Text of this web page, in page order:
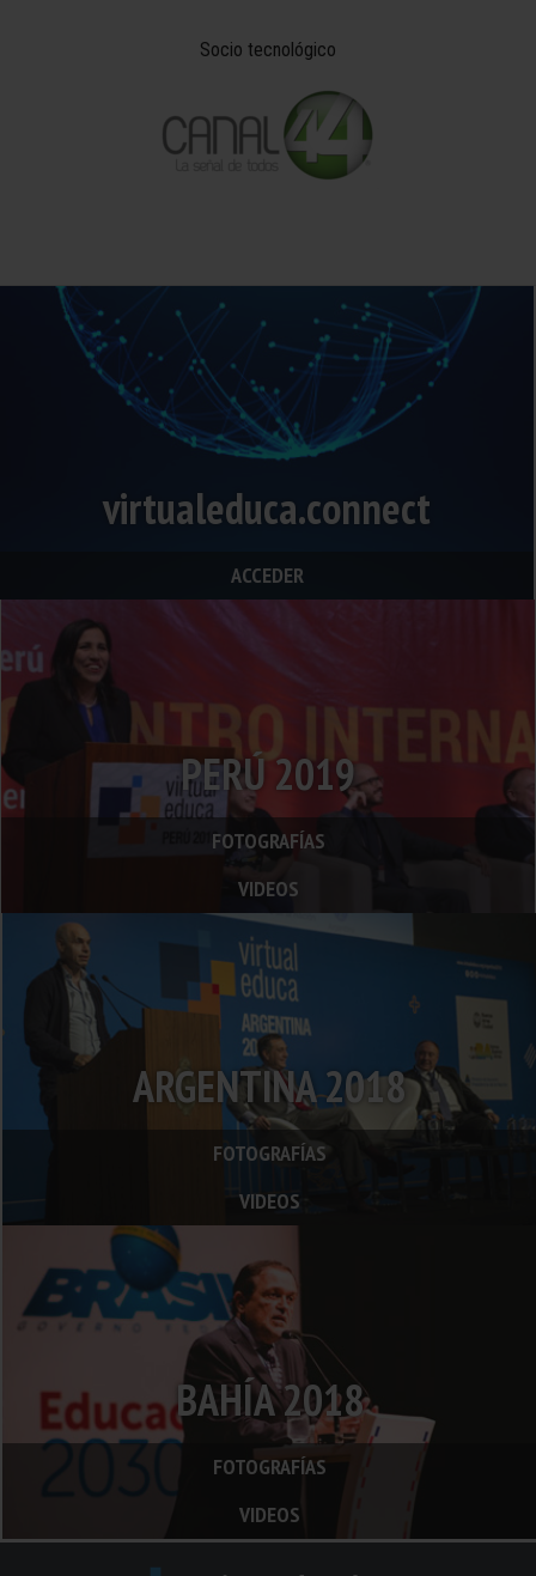
Socio tecnológico
virtualeduca.connect
ACCEDER
PERÚ 2019
FOTOGRAFÍAS
VIDEOS
ARGENTINA 2018
FOTOGRAFÍAS
VIDEOS
BAHÍA 2018
FOTOGRAFÍAS
VIDEOS